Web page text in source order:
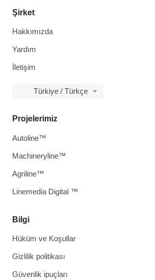
Şirket
Hakkımızda
Yardım
İletişim
Türkiye / Türkçe
Bilgi
Hüküm ve Koşullar
Gizlilik politikası
Güvenlik ipuçları
Projelerimiz
Autoline™
Machineryline™
Agriline™
Linemedia Digital ™